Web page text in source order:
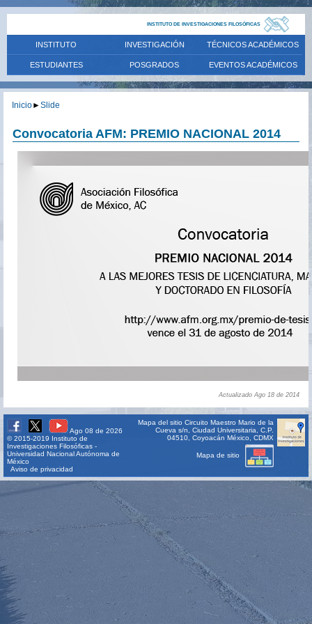
INSTITUTO DE INVESTIGACIONES FILOSÓFICAS
INSTITUTO INVESTIGACIÓN TÉCNICOS ACADÉMICOS
ESTUDIANTES POSGRADOS EVENTOS ACADÉMICOS
Inicio►Slide
Convocatoria AFM: PREMIO NACIONAL 2014
Actualizado Ago 18 de 2014
Ago 08 de 2026
© 2015-2019 Instituto de
Investigaciones Filosóficas -
Universidad Nacional Autónoma de
México
Aviso de privacidad
Mapa del sitio Circuito Maestro Mario de la
Cueva s/n, Ciudad Universitaria, C.P.
04510, Coyoacán México, CDMX
Mapa de sitio